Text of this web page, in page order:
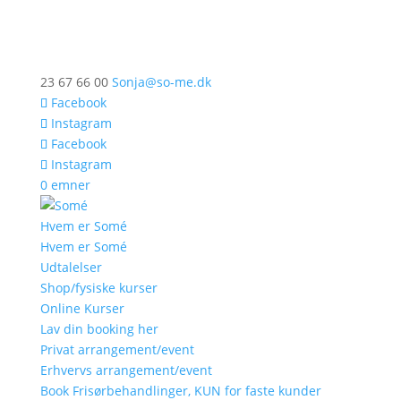
23 67 66 00 Sonja@so-me.dk
Facebook
Instagram
Facebook
Instagram
0 emner
Hvem er Somé
Hvem er Somé
Udtalelser
Shop/fysiske kurser
Online Kurser
Lav din booking her
Privat arrangement/event
Erhvervs arrangement/event
Book Frisørbehandlinger, KUN for faste kunder